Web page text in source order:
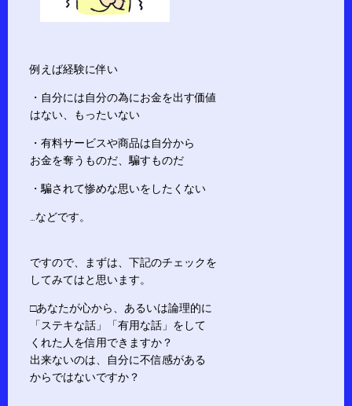
例えば経験に伴い
・自分には自分の為にお金を出す価値
はない、もったいない
・有料サービスや商品は自分から
お金を奪うものだ、騙すものだ
・騙されて惨めな思いをしたくない
…などです。
ですので、まずは、下記のチェックを
してみてはと思います。
□あなたが心から、あるいは論理的に
「ステキな話」「有用な話」をして
くれた人を信用できますか？
出来ないのは、自分に不信感がある
からではないですか？